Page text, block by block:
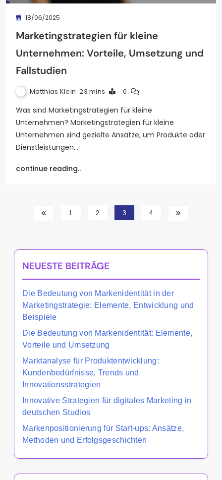
18/06/2025
Marketingstrategien für kleine
Unternehmen: Vorteile, Umsetzung und
Fallstudien
Matthias Klein 23 mins 0
Was sind Marketingstrategien für kleine
Unternehmen? Marketingstrategien für kleine
Unternehmen sind gezielte Ansätze, um Produkte oder
Dienstleistungen…
continue reading..
1 2 3 4
NEUESTE BEITRÄGE
Die Bedeutung von Markenidentität in der
Marketingstrategie: Elemente, Entwicklung und
Beispiele
Die Bedeutung von Markenidentität: Elemente,
Vorteile und Umsetzung
Marktanalyse für Produktentwicklung:
Kundenbedürfnisse, Trends und
Innovationsstrategien
Innovative Strategien für digitales Marketing in
deutschen Studios
Markenpositionierung für Start-ups: Ansätze,
Methoden und Erfolgsgeschichten